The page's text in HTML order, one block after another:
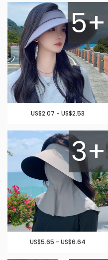
5+
US$2.07 - US$2.53
3+
US$5.65 - US$6.64